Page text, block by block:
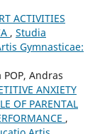
ACTIVITIES
, Studia
Gymnasticae:
Andras
ANXIETY
OF PARENTAL
,